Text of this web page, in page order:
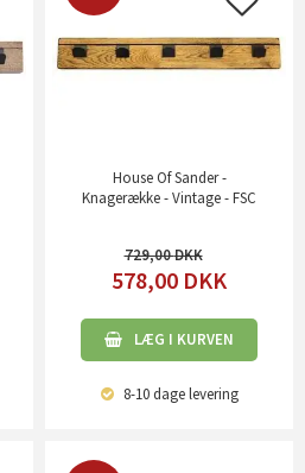
House Of Sander -
Knagerække - Vintage - FSC
729,00
578,00 DKK
LÆG I KURVEN
8-10 dagelevering